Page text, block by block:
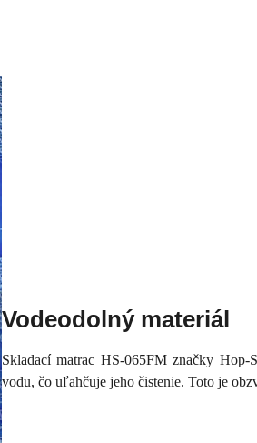
Vodeodolný materiál
Skladací matrac HS-065FM značky
vodu, čo uľahčuje jeho čistenie. Toto je